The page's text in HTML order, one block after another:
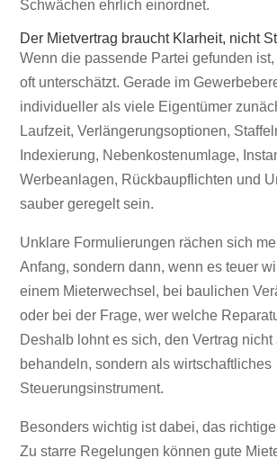
Schwächen ehrlich einordnet.
Der Mietvertrag braucht Klarheit, nicht
Wenn die passende Partei gefunden
oft unterschätzt. Gerade im
individueller als viele Eigentümer
Laufzeit, Verlängerungsoptionen,
Indexierung, Nebenkostenumlage,
Werbeanlagen, Rückbaupflichten und
sauber geregelt sein.
Unklare Formulierungen rächen sich
Anfang, sondern dann, wenn es teuer
einem Mieterwechsel, bei baulichen
oder bei der Frage, wer welche
Deshalb lohnt es sich, den Vertrag
behandeln, sondern als wirtschaftliches
Steuerungsinstrument.
Besonders wichtig ist dabei, das
Zu starre Regelungen können gute